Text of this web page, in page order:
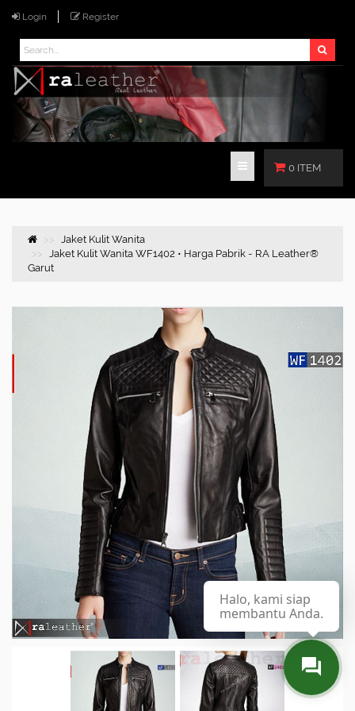
Login Register
0 ITEM
Jaket Kulit Wanita
Jaket Kulit Wanita WF1402 • Harga Pabrik - RA Leather®
Garut
Halo, kami siap
membantu Anda.